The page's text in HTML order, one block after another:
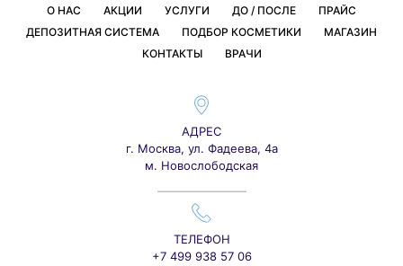
О НАС АКЦИИ УСЛУГИ ДО / ПОСЛЕ
ПРАЙС
ДЕПОЗИТНАЯ СИСТЕМА
ПОДБОР КОСМЕТИКИ
МАГАЗИН
КОНТАКТЫ
ВРАЧИ
АДРЕС
г. Москва, ул. Фадеева, 4а
м. Новослободская
ТЕЛЕФОН
+7 499 938 57 06